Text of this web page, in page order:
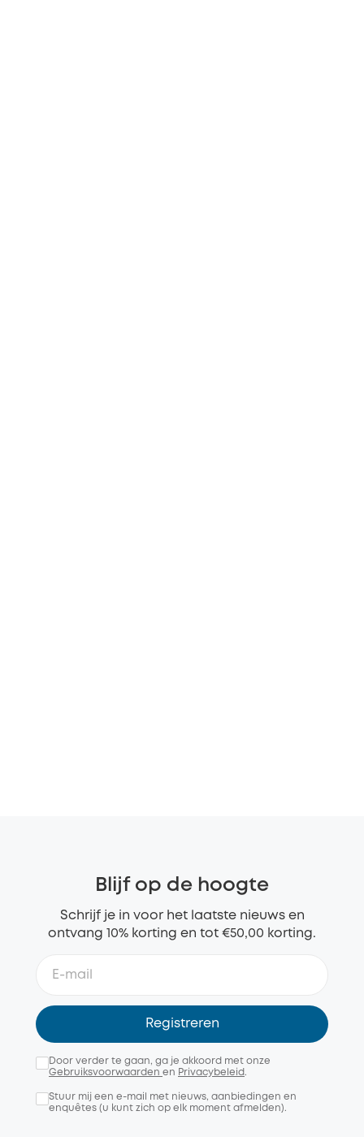
Blijf op de hoogte
Schrijf je in voor het laatste nieuws en
ontvang 10% korting en tot €50,00 korting.
Registreren
Door verder te gaan, ga je akkoord met onze
Gebruiksvoorwaarden en Privacybeleid.
Stuur mij een e-mail met nieuws, aanbiedingen en
enquêtes (u kunt zich op elk moment afmelden).